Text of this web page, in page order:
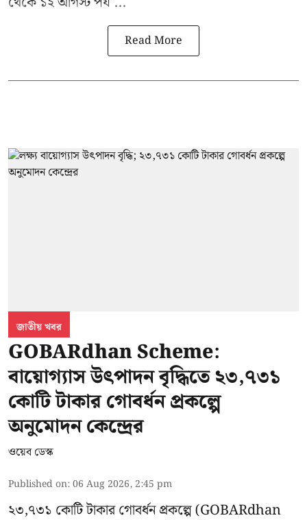
Read More
জাতীয় খবর
GOBARdhan Scheme:
বায়োগ্যাস উৎপাদন বৃদ্ধিতে ২৩,৭৩১
কোটি টাকার গোবর্ধন প্রকল্পে
অনুমোদন কেন্দ্রের
ওয়েব ডেস্ক
Published on:06 Aug 2026, 2:45 pm
২৩,৭৩১ কোটি টাকার গোবর্ধন প্রকল্পে (GOBARdhan